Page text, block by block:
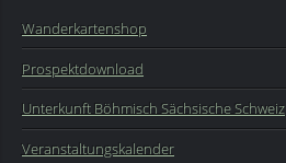
Wanderkartenshop
Prospektdownload
Unterkunft Böhmisch Sächsische Schweiz
Veranstaltungskalender